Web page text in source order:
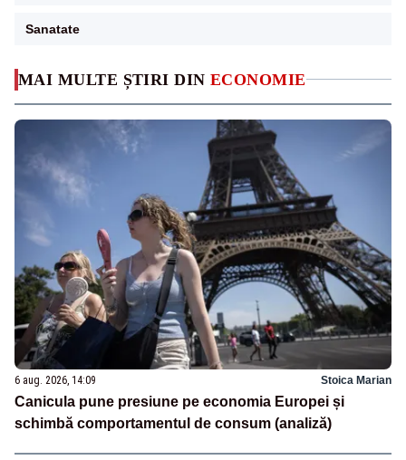
MAI MULTE ȘTIRI DIN ECONOMIE
6 aug. 2026, 14:09 Stoica Marian
Canicula pune presiune pe economia Europei și
schimbă comportamentul de consum (analiză)
Sanatate